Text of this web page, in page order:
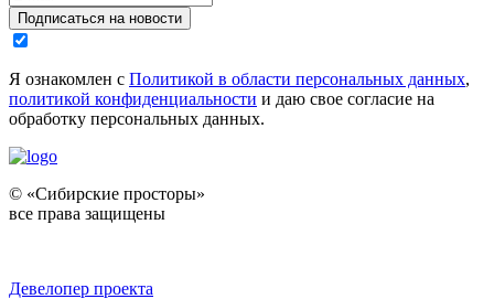
Подписаться на новости
Я ознакомлен с Политикой в области персональных данных,
политикой конфиденциальности и даю свое согласие на
обработку персональных данных.
© «Сибирские просторы»
все права защищены
Девелопер проекта